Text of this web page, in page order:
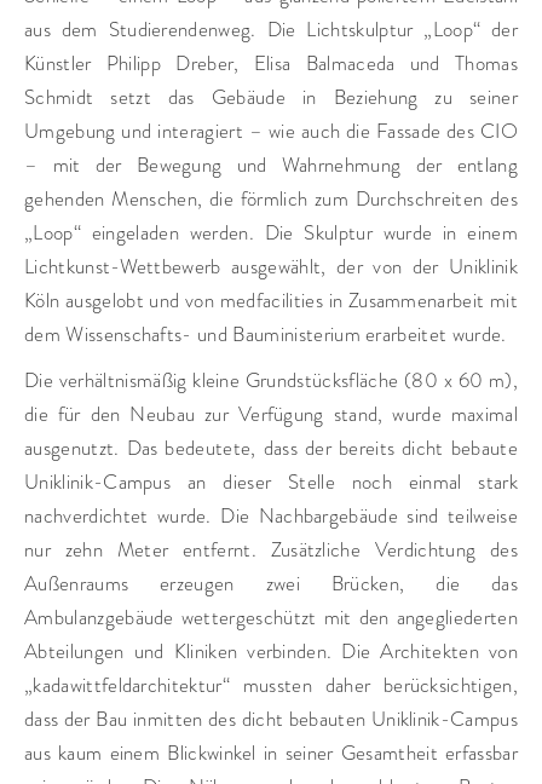
aus dem Studierendenweg. Die Lichtskulptur „Loop“ der
Künstler Philipp Dreber, Elisa Balmaceda und Thomas
Schmidt setzt das Gebäude in Beziehung zu seiner
Umgebung und interagiert – wie auch die Fassade des CIO
– mit der Bewegung und Wahrnehmung der entlang
gehenden Menschen, die förmlich zum Durchschreiten des
„Loop“ eingeladen werden. Die Skulptur wurde in einem
Lichtkunst-Wettbewerb ausgewählt, der von der Uniklinik
Köln ausgelobt und von medfacilities in Zusammenarbeit mit
dem Wissenschafts- und Bauministerium erarbeitet wurde.
Die verhältnismäßig kleine Grundstücksfläche (80 x 60 m),
die für den Neubau zur Verfügung stand, wurde maximal
ausgenutzt. Das bedeutete, dass der bereits dicht bebaute
Uniklinik-Campus an dieser Stelle noch einmal stark
nachverdichtet wurde. Die Nachbargebäude sind teilweise
nur zehn Meter entfernt. Zusätzliche Verdichtung des
Außenraums erzeugen zwei Brücken, die das
Ambulanzgebäude wettergeschützt mit den angegliederten
Abteilungen und Kliniken verbinden. Die Architekten von
„kadawittfeldarchitektur“ mussten daher berücksichtigen,
dass der Bau inmitten des dicht bebauten Uniklinik-Campus
aus kaum einem Blickwinkel in seiner Gesamtheit erfassbar